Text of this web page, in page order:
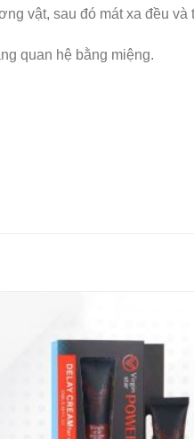
vật, sau đó mát xa đều
quan hệ bằng miệng.